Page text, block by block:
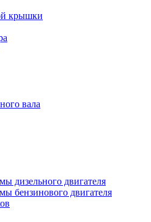
крышки
вала
дизельного двигателя
бензинового двигателя